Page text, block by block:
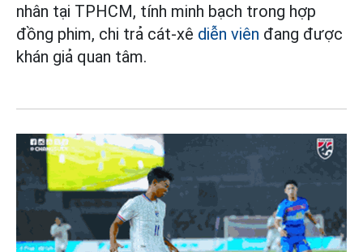
nhân tại TPHCM, tính minh bạch trong hợp
đồng phim, chi trả cát-xê diễn viên đang được
khán giả quan tâm.